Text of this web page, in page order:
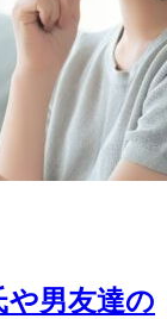
や男友達の